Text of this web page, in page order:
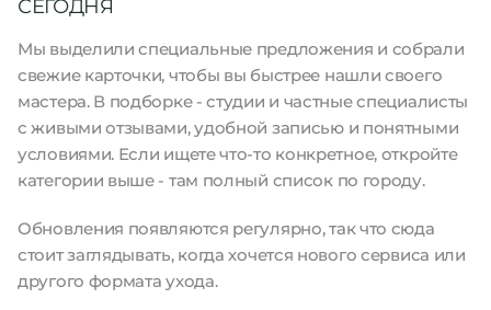
СЕГОДНЯ
Мы выделили специальные предложения и собрали
свежие карточки, чтобы вы быстрее нашли своего
мастера. В подборке - студии и частные специалисты
с живыми отзывами, удобной записью и понятными
условиями. Если ищете что-то конкретное, откройте
категории выше - там полный список по городу.
Обновления появляются регулярно, так что сюда
стоит заглядывать, когда хочется нового сервиса или
другого формата ухода.